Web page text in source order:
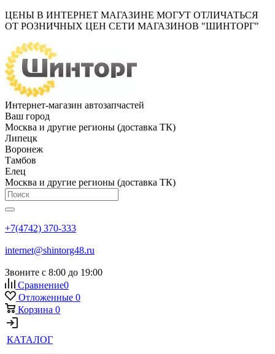
ЦЕНЫ В ИНТЕРНЕТ МАГАЗИНЕ МОГУТ ОТЛИЧАТЬСЯ
ОТ РОЗНИЧНЫХ ЦЕН СЕТИ МАГАЗИНОВ "ШИНТОРГ"
Интернет-магазин автозапчастей
Ваш город
Москва и другие регионы (доставка ТК)
Липецк
Воронеж
Тамбов
Елец
Москва и другие регионы (доставка ТК)
+7(4742) 370-333
internet@shintorg48.ru
Звоните с 8:00 до 19:00
Сравнение0
Отложенные 0
Корзина 0
КАТАЛОГ